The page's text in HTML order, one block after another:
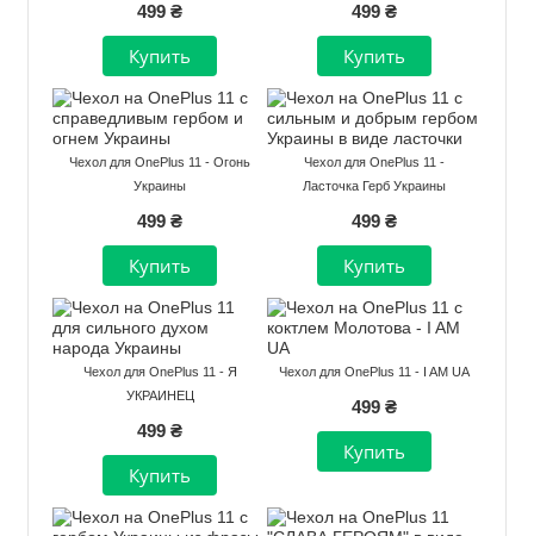
499 ₴ 499 ₴
Чехол для OnePlus 11 - Огонь
Украины
499 ₴
Чехол для OnePlus 11 -
Ласточка Герб Украины
499 ₴
Чехол для OnePlus 11 - Я
УКРАИНЕЦ
499 ₴
Чехол для OnePlus 11 - I AM UA
499 ₴